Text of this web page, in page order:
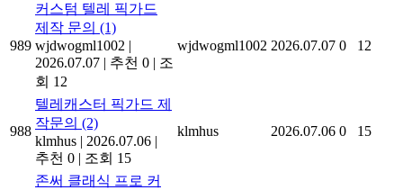
989
커스텀 텔레 픽가드
제작 문의 (1)
wjdwogml1002 |
2026.07.07 | 추천 0 | 조
회 12
wjdwogml1002 2026.07.07 0 12
988
텔레캐스터 픽가드 제
작문의 (2)
klmhus | 2026.07.06 |
추천 0 | 조회 15
klmhus 2026.07.06 0 15
존써 클래식 프로 커